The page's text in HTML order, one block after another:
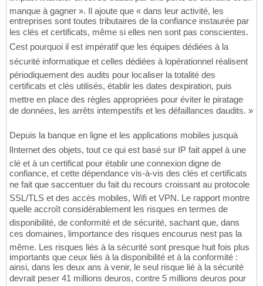
manque à gagner ». Il ajoute que « dans leur activité, les
entreprises sont toutes tributaires de la confiance instaurée par
les clés et certificats, même si elles nen sont pas conscientes.
Cest pourquoi il est impératif que les équipes dédiées à la
sécurité informatique et celles dédiées à lopérationnel réalisent
périodiquement des audits pour localiser la totalité des
certificats et clés utilisés, établir les dates dexpiration, puis
mettre en place des règles appropriées pour éviter le piratage
de données, les arrêts intempestifs et les défaillances daudits. »
Depuis la banque en ligne et les applications mobiles jusquà
lInternet des objets, tout ce qui est basé sur IP fait appel à une
clé et à un certificat pour établir une connexion digne de
confiance, et cette dépendance vis-à-vis des clés et certificats
ne fait que saccentuer du fait du recours croissant au protocole
SSL/TLS et des accès mobiles, Wifi et VPN. Le rapport montre
quelle accroît considérablement les risques en termes de
disponibilité, de conformité et de sécurité, sachant que, dans
ces domaines, limportance des risques encourus nest pas la
même. Les risques liés à la sécurité sont presque huit fois plus
importants que ceux liés à la disponibilité et à la conformité :
ainsi, dans les deux ans à venir, le seul risque lié à la sécurité
devrait peser 41 millions deuros, contre 5 millions deuros pour